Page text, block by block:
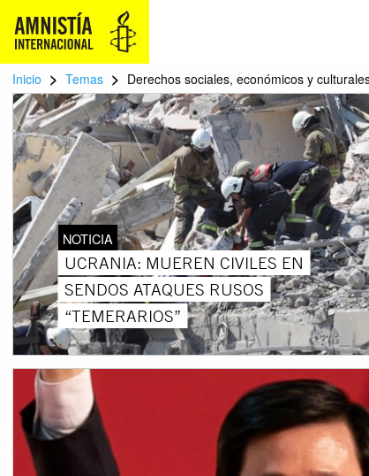
Inicio > Temas > Derechos sociales, económicos y
NOTICIA
UCRANIA: MUEREN CIVILES EN
SENDOS ATAQUES RUSOS
“TEMERARIOS”